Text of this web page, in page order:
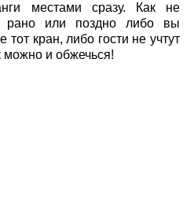
местами сразу. Как не
рано или поздно либо вы
кран, либо гости не учтут
можно и обжечься!